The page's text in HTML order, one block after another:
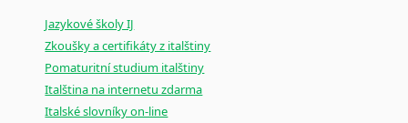
poradny a pravidla
Jazykové školy IJ
Zkoušky a certifikáty z italštiny
Pomaturitní studium italštiny
Italština na internetu zdarma
Italské slovníky on-line